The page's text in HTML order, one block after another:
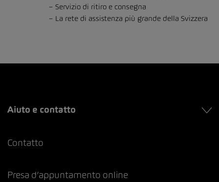
Servizio di ritiro e consegna
La rete di assistenza più grande della Svizzera
Aiuto e contatto
Contatto
Presa d’appuntamento online